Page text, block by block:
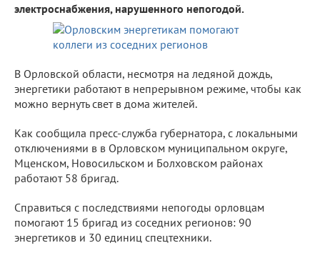
электроснабжения, нарушенного непогодой.
В Орловской области, несмотря на ледяной дождь,
энергетики работают в непрерывном режиме, чтобы как
можно вернуть свет в дома жителей.
Как сообщила пресс-служба губернатора, с локальными
отключениями в в Орловском муниципальном округе,
Мценском, Новосильском и Болховском районах
работают 58 бригад.
Справиться с последствиями непогоды орловцам
помогают 15 бригад из соседних регионов: 90
энергетиков и 30 единиц спецтехники.